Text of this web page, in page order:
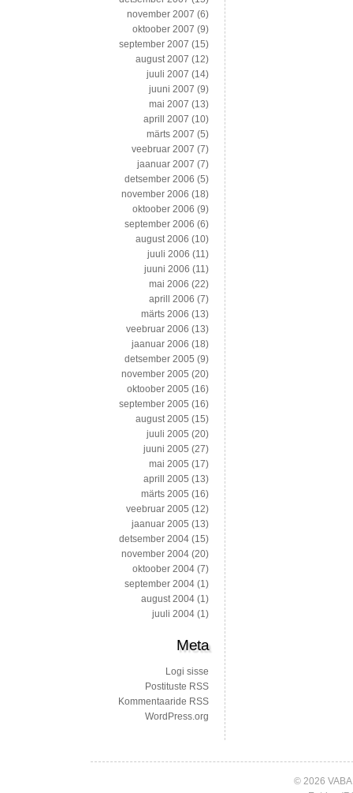
november 2007 (6)
oktoober 2007 (9)
september 2007 (15)
august 2007 (12)
juuli 2007 (14)
juuni 2007 (9)
mai 2007 (13)
aprill 2007 (10)
märts 2007 (5)
veebruar 2007 (7)
jaanuar 2007 (7)
detsember 2006 (5)
november 2006 (18)
oktoober 2006 (9)
september 2006 (6)
august 2006 (10)
juuli 2006 (11)
juuni 2006 (11)
mai 2006 (22)
aprill 2006 (7)
märts 2006 (13)
veebruar 2006 (13)
jaanuar 2006 (18)
detsember 2005 (9)
november 2005 (20)
oktoober 2005 (16)
september 2005 (16)
august 2005 (15)
juuli 2005 (20)
juuni 2005 (27)
mai 2005 (17)
aprill 2005 (13)
märts 2005 (16)
veebruar 2005 (12)
jaanuar 2005 (13)
detsember 2004 (15)
november 2004 (20)
oktoober 2004 (7)
september 2004 (1)
august 2004 (1)
juuli 2004 (1)
Meta
Logi sisse
Postituste RSS
Kommentaaride RSS
WordPress.org
© 2026